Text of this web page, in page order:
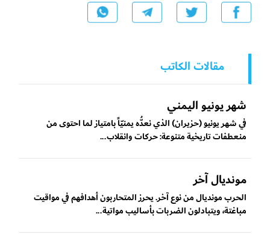
مقالات الكاتب
شهر يونيو اليمني
في شهر يونيو (حزيران) الذي نعدُّه يمنيّاً بامتياز لما احتوى من
منعطفات تاريخية متنوعة: حركات وانقلاب...
مونديال آخر
الحرب مونديال من نوع آخر. يحرز المتحاربون أهدافهم في مواقيت
مباغتة، ويتبادلون الضربات بأساليب مواتية...